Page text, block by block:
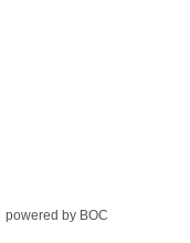
powered by BOC